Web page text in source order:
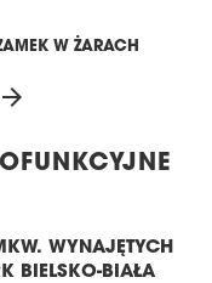
W ŻARACH
arrow_forward
WYNAJĘTYCH
BIELSKO-BIAŁA